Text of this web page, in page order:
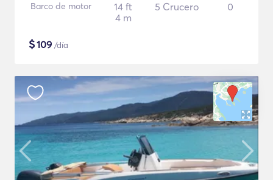
Barco de motor
14 ft
4 m
5 Crucero 0
$109 /día